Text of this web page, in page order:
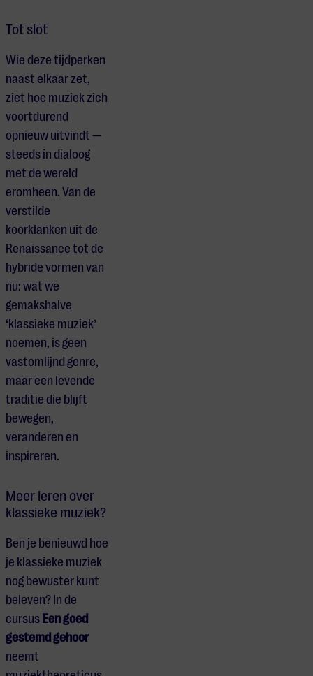
Tot slot
Wie deze tijdperken
naast elkaar zet,
ziet hoe muziek zich
voortdurend
opnieuw uitvindt —
steeds in dialoog
met de wereld
eromheen. Van de
verstilde
koorklanken uit de
Renaissance tot de
hybride vormen van
nu: wat we
gemakshalve
‘klassieke muziek’
noemen, is geen
vastomlijnd genre,
maar een levende
traditie die blijft
bewegen,
veranderen en
inspireren.
Meer leren over
klassieke muziek?
Ben je benieuwd hoe
je klassieke muziek
nog bewuster kunt
beleven? In de
cursus Een goed
gestemd gehoor
neemt